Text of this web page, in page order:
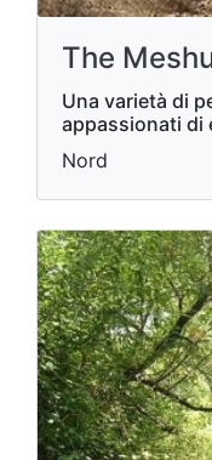
The
Una varietà di
appassionati di
Nord